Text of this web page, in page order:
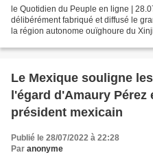
le Quotidien du Peuple en ligne |
délibérément fabriqué et diffusé le
la région autonome ouïghoure du
Le Mexique souligne
l'égard d'Amaury Pérez
président mexicain
Publié le 28/07/2022 à 22:28
Par anonyme